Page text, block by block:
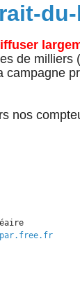
de milliers
campagne
nos